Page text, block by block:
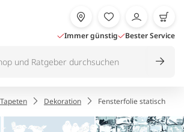
Immer günstig Bester Service
Dekoration Fensterfolie statisch